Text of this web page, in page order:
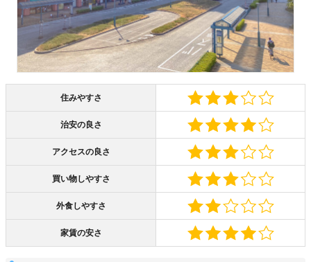
住みやすさ
治安の良さ
アクセスの良さ
買い物しやすさ
外食しやすさ
家賃の安さ